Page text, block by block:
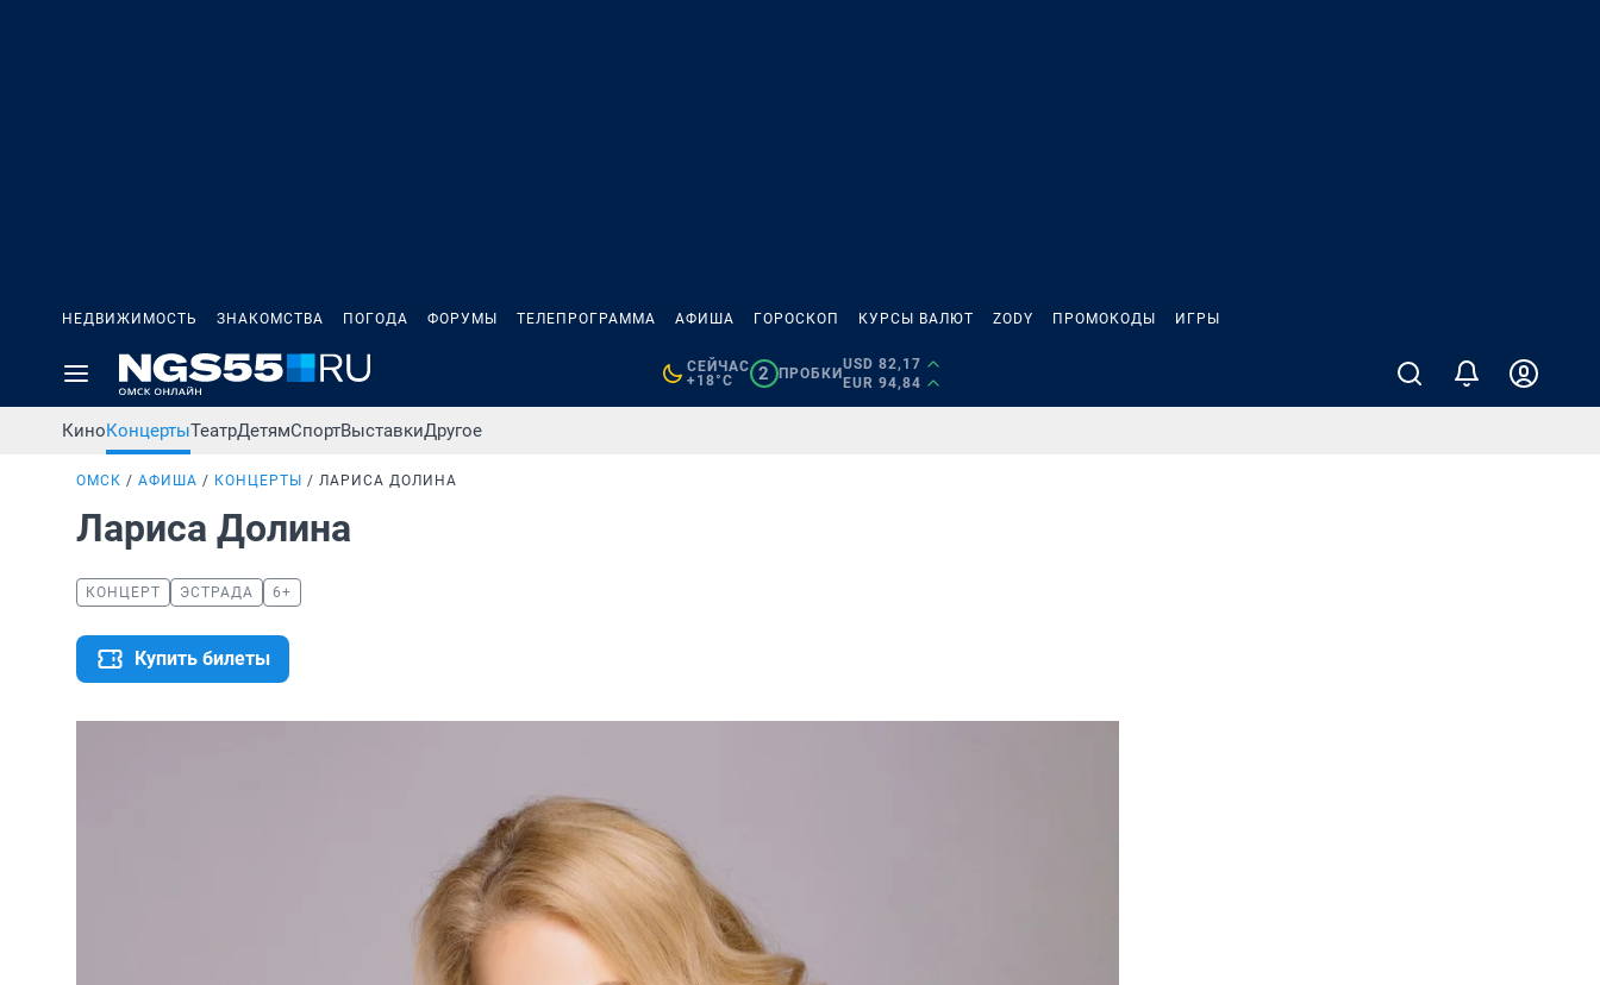
НЕДВИЖИМОСТЬ ЗНАКОМСТВА ПОГОДА ФОРУМЫ ТЕЛЕПРОГРАММА АФИША ГОРОСКОП КУРСЫ ВАЛЮТ ZODY ПРОМОКОДЫ ИГРЫ
СЕЙЧАС
+18°C
2 ПРОБКИ
USD 82,17
EUR 94,84
КиноКонцертыТеатрДетямСпортВыставкиДругое
ОМСК АФИША КОНЦЕРТЫ ЛАРИСА ДОЛИНА
Лариса Долина
КОНЦЕРТ ЭСТРАДА 6+
Купить билеты